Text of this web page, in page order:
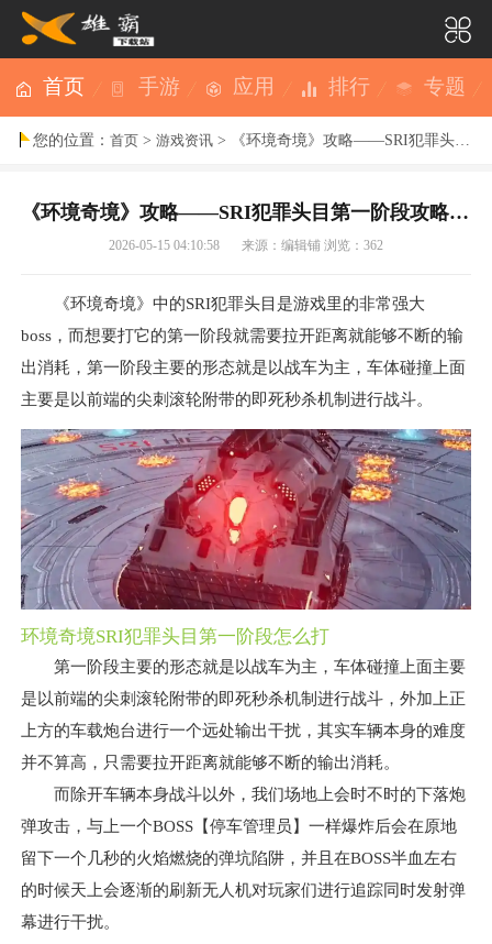
首页 手游 应用 排行 专题
您的位置：首页 >游戏资讯 > 《环境奇境》攻略——SRI犯罪头目第一阶段攻略分享
《环境奇境》攻略——SRI犯罪头目第一阶段攻略分享
2026-05-15 04:10:58 来源：编辑铺 浏览：362
《环境奇境》中的SRI犯罪头目是游戏里的非常强大
boss，而想要打它的第一阶段就需要拉开距离就能够不断的输
出消耗，第一阶段主要的形态就是以战车为主，车体碰撞上面
主要是以前端的尖刺滚轮附带的即死秒杀机制进行战斗。
环境奇境SRI犯罪头目第一阶段怎么打
第一阶段主要的形态就是以战车为主，车体碰撞上面主要
是以前端的尖刺滚轮附带的即死秒杀机制进行战斗，外加上正
上方的车载炮台进行一个远处输出干扰，其实车辆本身的难度
并不算高，只需要拉开距离就能够不断的输出消耗。
而除开车辆本身战斗以外，我们场地上会时不时的下落炮
弹攻击，与上一个BOSS【停车管理员】一样爆炸后会在原地
留下一个几秒的火焰燃烧的弹坑陷阱，并且在BOSS半血左右
的时候天上会逐渐的刷新无人机对玩家们进行追踪同时发射弹
幕进行干扰。